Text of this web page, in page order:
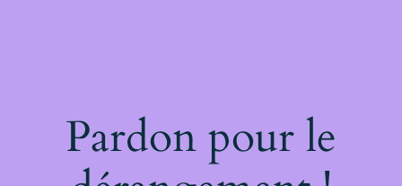
Pardon pour le